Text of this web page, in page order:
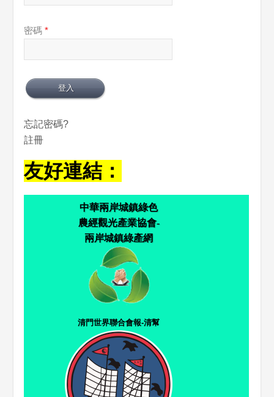
密碼 *
忘記密碼?
註冊
友好連結：
中華兩岸城鎮綠色
農經觀光產業協會-
兩岸城鎮綠產網
清門世界聯合會報-清幫